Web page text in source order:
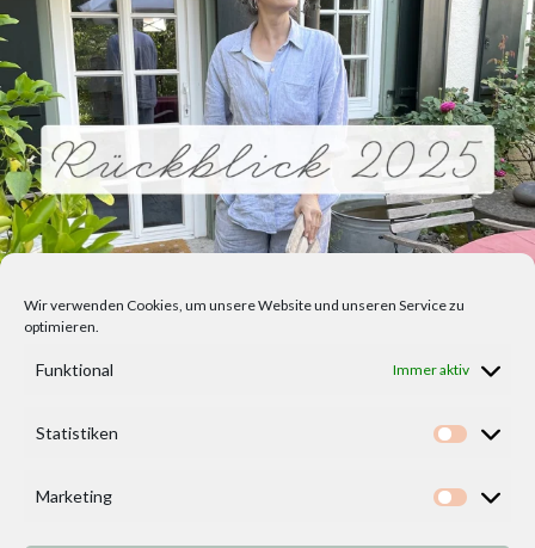
Wir verwenden Cookies, um unsere Website und unseren Service zu
optimieren.
Funktional Immer aktiv
Statistiken
Marketing